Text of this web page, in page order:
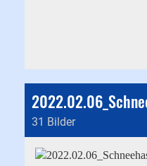
31 Bilder